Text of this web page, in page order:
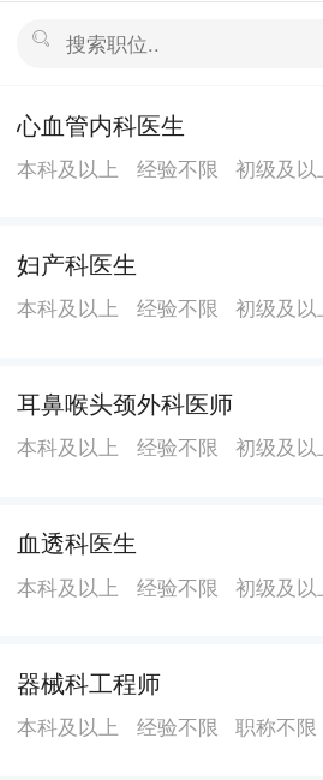
业保险定点医院。 学科技术雄厚
士60余人。设有42个专业科室，
科中心、创伤骨科中心、神经内
柱微创手术、胸腹部外科腔镜技
病肝病治疗、脑血管神经疾病康
术区域领先，口腔、眼科、耳鼻
检保健、特勤疗养等学科技术各
统、GE-16排PET-CT，GE-64排
1.5T核磁共振、数字化乳腺钼靶机
镜、关节镜、脊柱内窥镜、电子
皮肾镜、输尿管软镜等多种微创
心血管内科医生
本科及以上 经验不限 初级及以
妇产科医生
本科及以上 经验不限 初级及以
耳鼻喉头颈外科医师
本科及以上 经验不限 初级及以
血透科医生
本科及以上 经验不限 初级及以
器械科工程师
本科及以上 经验不限 职称不限